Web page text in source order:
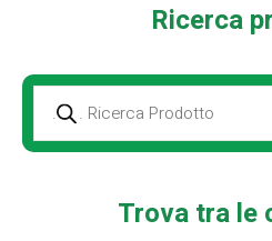
Ricerca
Prodotti
della
ricerca
Trova tra le